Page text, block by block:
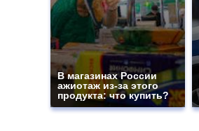
В магазинах России
ажиотаж из-за этого
продукта: что купить?